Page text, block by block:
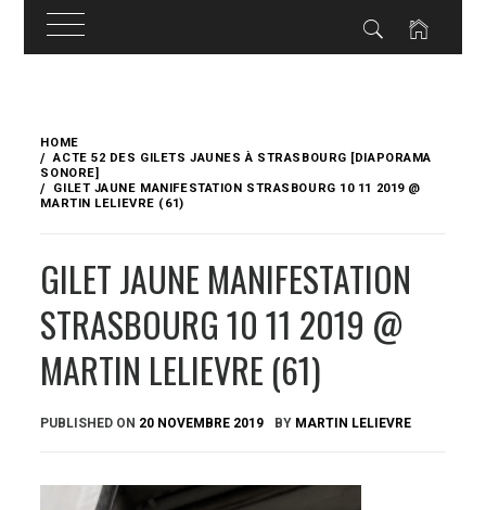
content
HOME
ACTE 52 DES GILETS JAUNES À STRASBOURG [DIAPORAMA
SONORE]
GILET JAUNE MANIFESTATION STRASBOURG 10 11 2019 @
MARTIN LELIEVRE (61)
GILET JAUNE MANIFESTATION
STRASBOURG 10 11 2019 @
MARTIN LELIEVRE (61)
PUBLISHED ON 20 NOVEMBRE 2019 BY MARTIN LELIEVRE